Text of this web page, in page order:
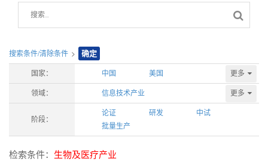
搜索条件/清除条件 > 确定
国家： 中国 美国 更多
领域： 信息技术产业 更多
阶段：
论证 研发
中试
批量生产
检索条件： 生物及医疗产业